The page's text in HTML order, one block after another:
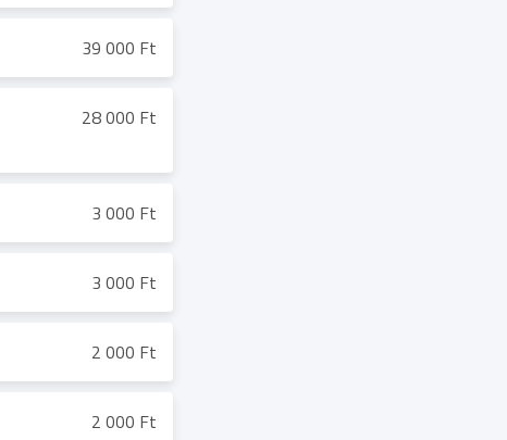
39 000 Ft
28 000 Ft
3 000 Ft
3 000 Ft
2 000 Ft
2 000 Ft